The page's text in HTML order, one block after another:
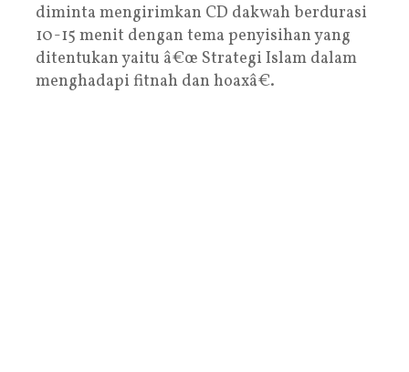
diminta mengirimkan CD dakwah berdurasi
10-15 menit dengan tema penyisihan yang
ditentukan yaitu â€œ Strategi Islam dalam
menghadapi fitnah dan hoaxâ€.